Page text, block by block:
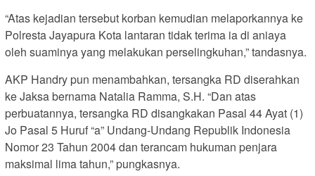
“Atas kejadian tersebut korban kemudian melaporkannya ke
Polresta Jayapura Kota lantaran tidak terima ia di aniaya
oleh suaminya yang melakukan perselingkuhan,” tandasnya.
AKP Handry pun menambahkan, tersangka RD diserahkan
ke Jaksa bernama Natalia Ramma, S.H. “Dan atas
perbuatannya, tersangka RD disangkakan Pasal 44 Ayat (1)
Jo Pasal 5 Huruf “a” Undang-Undang Republik Indonesia
Nomor 23 Tahun 2004 dan terancam hukuman penjara
maksimal lima tahun,” pungkasnya.